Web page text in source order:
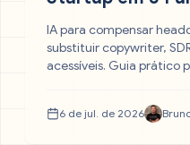
IA para compensar
substituir copywriter,
acessíveis. Guia prático
6 de jul. de 2026